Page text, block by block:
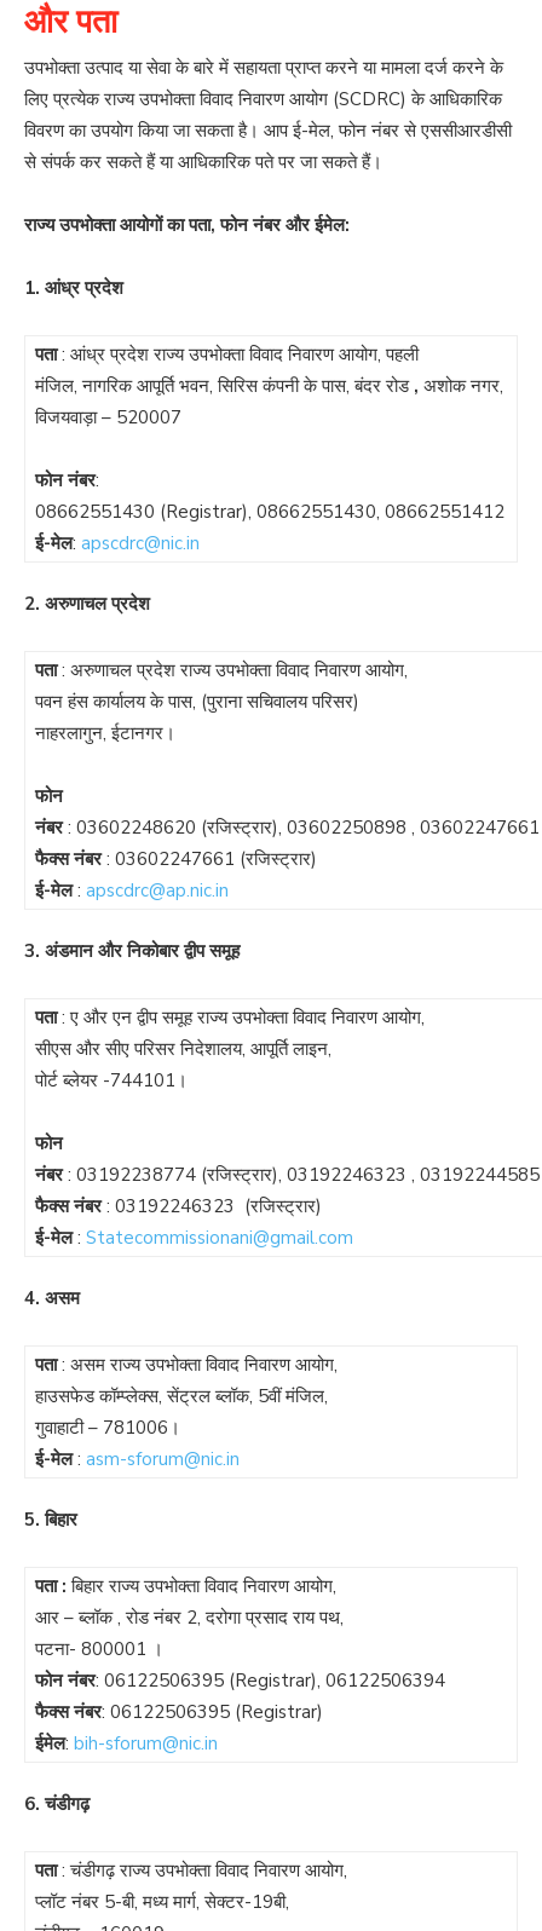
और पता
उपभोक्ता उत्पाद या सेवा के बारे में सहायता प्राप्त करने या मामला दर्ज करने के
लिए प्रत्येक राज्य उपभोक्ता विवाद निवारण आयोग (SCDRC) के आधिकारिक
विवरण का उपयोग किया जा सकता है। आप ई-मेल, फोन नंबर से एससीआरडीसी
से संपर्क कर सकते हैं या आधिकारिक पते पर जा सकते हैं।
राज्य उपभोक्ता आयोगों का पता, फोन नंबर और ईमेल:
1. आंध्र प्रदेश
पता: आंध्र प्रदेश राज्य उपभोक्ता विवाद निवारण आयोग, पहली
मंजिल, नागरिक आपूर्ति भवन, सिरिस कंपनी के पास, बंदर रोड , अशोक नगर,
विजयवाड़ा – 520007
फोन नंबर:
08662551430 (Registrar), 08662551430, 08662551412
ई-मेल: apscdrc@nic.in
2. अरुणाचल प्रदेश
पता: अरुणाचल प्रदेश राज्य उपभोक्ता विवाद निवारण आयोग,
पवन हंस कार्यालय के पास, (पुराना सचिवालय परिसर)
नाहरलागुन, ईटानगर।
फोन
नंबर: 03602248620 (रजिस्ट्रार), 03602250898 , 03602247661
फैक्स नंबर: 03602247661 (रजिस्ट्रार)
ई-मेल: apscdrc@ap.nic.in
3. अंडमान और निकोबार द्वीप समूह
पता: ए और एन द्वीप समूह राज्य उपभोक्ता विवाद निवारण आयोग,
सीएस और सीए परिसर निदेशालय, आपूर्ति लाइन,
पोर्ट ब्लेयर -744101।
फोन
नंबर: 03192238774 (रजिस्ट्रार), 03192246323 , 03192244585
फैक्स नंबर: 03192246323 (रजिस्ट्रार)
ई-मेल: Statecommissionani@gmail.com
4. असम
पता: असम राज्य उपभोक्ता विवाद निवारण आयोग,
हाउसफेड कॉम्प्लेक्स, सेंट्रल ब्लॉक, 5वीं मंजिल,
गुवाहाटी – 781006।
ई-मेल: asm-sforum@nic.in
5. बिहार
पता : बिहार राज्य उपभोक्ता विवाद निवारण आयोग,
आर – ब्लॉक , रोड नंबर 2, दरोगा प्रसाद राय पथ,
पटना- 800001 ।
फोन नंबर: 06122506395 (Registrar), 06122506394
फैक्स नंबर: 06122506395 (Registrar)
ईमेल: bih-sforum@nic.in
6. चंडीगढ़
पता: चंडीगढ़ राज्य उपभोक्ता विवाद निवारण आयोग,
प्लॉट नंबर 5-बी, मध्य मार्ग, सेक्टर-19बी,